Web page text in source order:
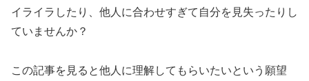
イライラしたり、他人に合わせすぎて自分を見失ったりし
ていませんか？
この記事を見ると他人に理解してもらいたいという願望